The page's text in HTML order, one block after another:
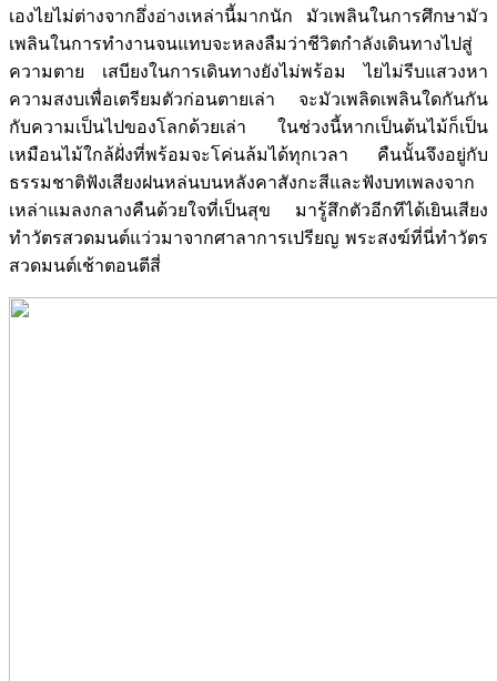
เองไยไม่ต่างจากอึ่งอ่างเหล่านี้มากนัก มัวเพลินในการศึกษามัว
เพลินในการทำงานจนแทบจะหลงลืมว่าชีวิตกำลังเดินทางไปสู่
ความตาย เสบียงในการเดินทางยังไม่พร้อม ไยไม่รีบแสวงหา
ความสงบเพื่อเตรียมตัวก่อนตายเล่า จะมัวเพลิดเพลินใดกันกัน
กับความเป็นไปของโลกด้วยเล่า ในช่วงนี้หากเป็นต้นไม้ก็เป็น
เหมือนไม้ใกล้ฝั่งที่พร้อมจะโค่นล้มได้ทุกเวลา คืนนั้นจึงอยู่กับ
ธรรมชาติฟังเสียงฝนหล่นบนหลังคาสังกะสีและฟังบทเพลงจาก
เหล่าแมลงกลางคืนด้วยใจที่เป็นสุข มารู้สึกตัวอีกทีได้เยินเสียง
ทำวัตรสวดมนต์แว่วมาจากศาลาการเปรียญ พระสงฆ์ที่นี่ทำวัตร
สวดมนต์เช้าตอนตีสี่